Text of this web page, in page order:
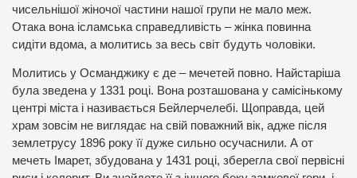
чисельнішої жіночої частини нашої групи не мало меж.
Отака вона ісламська справедливість – жінка повинна
сидіти вдома, а молитись за весь світ будуть чоловіки.
Молитись у Османджику є де – мечетей повно. Найстаріша
була зведена у 1331 році. Вона розташована у самісінькому
центрі міста і називається Бейлерчелебі. Щоправда, цей
храм зовсім не виглядає на свій поважний вік, адже після
землетрусу 1896 року її дуже сильно осучаснили. А от
мечеть Імарет, збудована у 1431 році, зберегла свої первісні